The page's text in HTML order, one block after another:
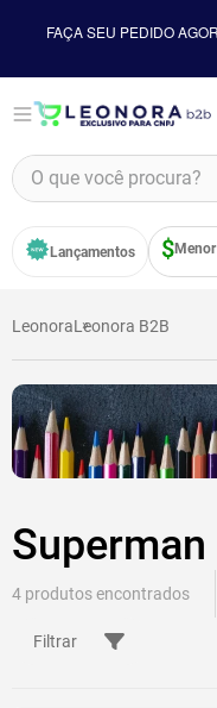
FAÇA SEU PEDIDO
O que você procura?
Lançamentos
LeonoraLeonora B2B
Superman
4
Filtrar